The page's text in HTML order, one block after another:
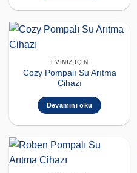
EVINIZ İÇIN
Cozy Pompalı Su Arıtma
Cihazı
Devamını oku